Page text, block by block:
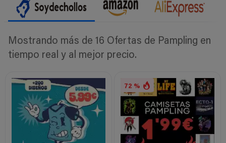
Mostrando más de 16 Ofertas de Pampling en
tiempo real y al mejor precio.
72 %